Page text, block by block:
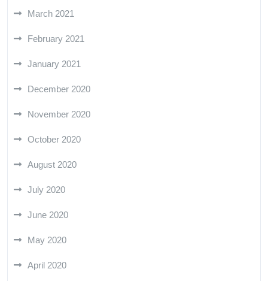
March 2021
February 2021
January 2021
December 2020
November 2020
October 2020
August 2020
July 2020
June 2020
May 2020
April 2020